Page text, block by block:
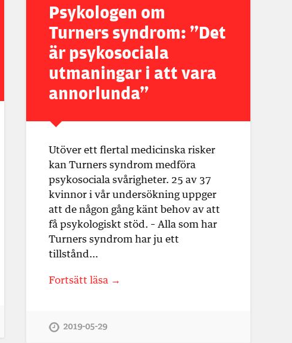
Psykologen om
Turners syndrom: ”Det
är psykosociala
utmaningar i att vara
annorlunda”
Utöver ett flertal medicinska risker
kan Turners syndrom medföra
psykosociala svårigheter. 25 av 37
kvinnor i vår undersökning uppger
att de någon gång känt behov av att
få psykologiskt stöd. – Alla som har
Turners syndrom har ju ett
tillstånd…
Fortsätt läsa →
2019-05-29